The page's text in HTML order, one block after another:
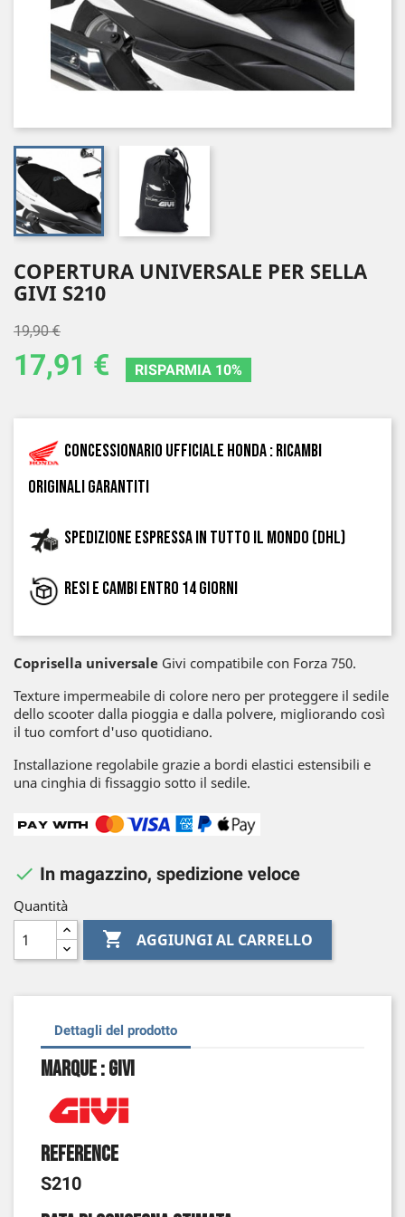
COPERTURA UNIVERSALE PER SELLA
GIVI S210
19,90 €
17,91 € RISPARMIA 10%
Concessionario ufficiale Honda : ricambi
originali garantiti
Spedizione espressa in tutto il mondo (DHL)
Resi e cambi entro 14 giorni
Coprisella universale Givi compatibile con Forza 750.
Texture impermeabile di colore nero per proteggere il sedile
dello scooter dalla pioggia e dalla polvere, migliorando così
il tuo comfort d'uso quotidiano.
Installazione regolabile grazie a bordi elastici estensibili e
una cinghia di fissaggio sotto il sedile.
 In magazzino, spedizione veloce
Quantità
 AGGIUNGI AL CARRELLO
Dettagli del prodotto
Marque : Givi
Reference
S210